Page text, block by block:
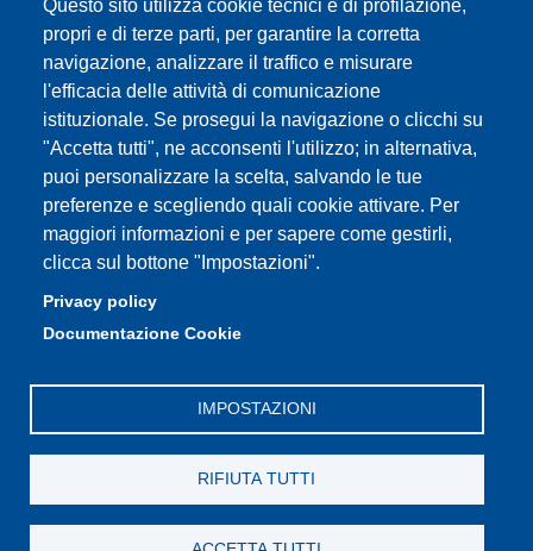
Questo sito utilizza cookie tecnici e di profilazione,
propri e di terze parti, per garantire la corretta
navigazione, analizzare il traffico e misurare
l'efficacia delle attività di comunicazione
istituzionale. Se prosegui la navigazione o clicchi su
"Accetta tutti", ne acconsenti l'utilizzo; in alternativa,
puoi personalizzare la scelta, salvando le tue
preferenze e scegliendo quali cookie attivare. Per
maggiori informazioni e per sapere come gestirli,
clicca sul bottone "Impostazioni".
Privacy policy
Documentazione Cookie
IMPOSTAZIONI
RIFIUTA TUTTI
Partita IVA: 00427620364
e-mail: urp@unimore.it
PEC: primo contatto: urp@pec.unimore.it
Indirizzo ReGIndE per notifica Atti Processuali:
direzionelegale@pec.unimore.it
Sede di Modena: Via Università 4, 41121 Modena, Tel. 059
2056511 - Fax 059 245156
Sede di Reggio Emilia : Viale A. Allegri 9, 42121 Reggio
Emilia, Tel. 0522 523041 - Fax 0522 523045